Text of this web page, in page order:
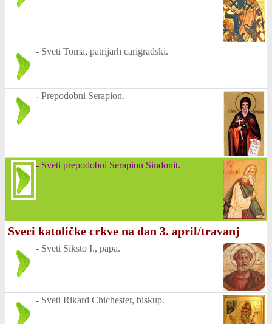
- Sveti Toma, patrijarh carigradski.
- Prepodobni Serapion.
- Sveti prepodobni Serapion Sindonit.
Sveci katoličke crkve na dan 3. april/travanj
- Sveti Siksto I., papa.
- Sveti Rikard Chichester, biskup.